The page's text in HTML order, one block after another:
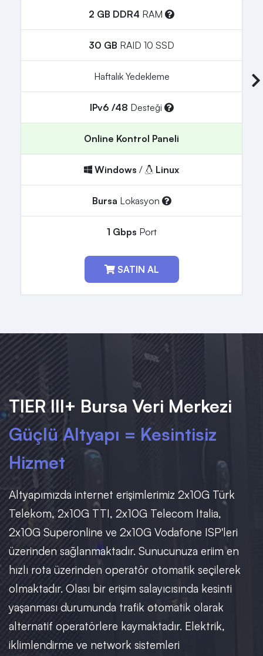
2 GB DDR4 RAM
30 GB RAID 10 SSD
Haftalık Yedekleme
IPv6 /48 Desteği
Online Kontrol Paneli
Windows / Linux
Bursa Lokasyon
1 Gbps Port
SATIN AL
TIER III+ Bursa Veri Merkezi
Güçlü Altyapı = Kesintisiz
Hizmet
Altyapımızda internet erişimlerimiz 2x10G Türk
Telekom, 2x10G TTI, 2x10G Telecom Italia,
2x10G Superonline ve 2x10G Vodafone ISP'leri
üzerinden sağlanmaktadır. Sunucunuza eriim en
hızlı rota üzerinden operatör otomatik seçilerek
olmaktadır. Olası bir erişim salayıcısında kesinti
yaşanması durumunda trafik otomatik olarak
alternatif operatörlere kaymaktadır. Elektrik,
iklimlendirme ve network sistemleri